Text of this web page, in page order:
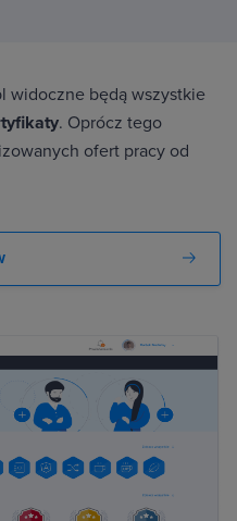
widoczne będą wszystkie
. Oprócz tego
ofert pracy od